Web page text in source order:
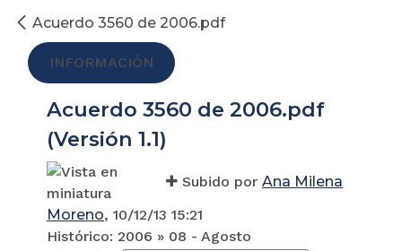
Acuerdo 3560 de 2006.pdf
INFORMACIÓN
Acuerdo 3560 de 2006.pdf
(Versión 1.1)
Subido por Ana Milena
Moreno, 10/12/13 15:21
Histórico: 2006 » 08 - Agosto